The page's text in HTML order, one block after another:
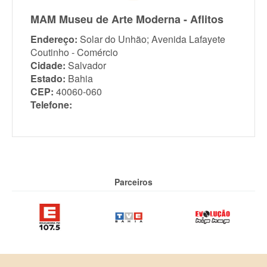
MAM Museu de Arte Moderna - Aflitos
Endereço: Solar do Unhão; Avenida Lafayete
Coutinho - Comércio
Cidade: Salvador
Estado: Bahia
CEP: 40060-060
Telefone:
Parceiros